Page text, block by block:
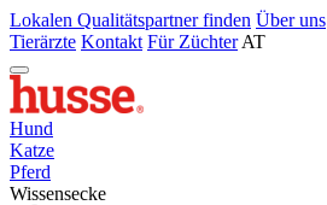
Lokalen Qualitätspartner finden Über uns
Tierärzte Kontakt Für Züchter AT
Hund
Katze
Pferd
Wissensecke